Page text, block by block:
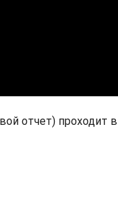
отчет) проходит